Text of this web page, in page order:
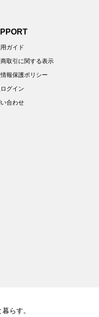
ガイド
取引に関する表示
報保護ポリシー
グイン
合わせ
らす。